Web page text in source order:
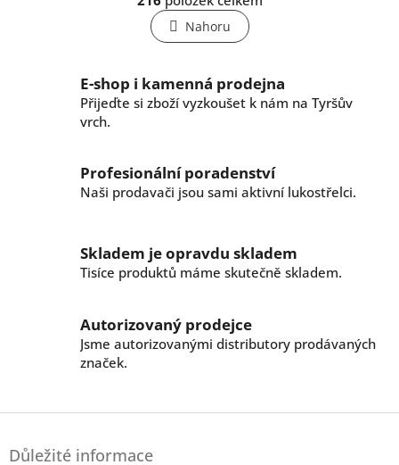
v
l
á
a
c
í
k
y
p
i
s
á
n
k
á
n
Nahoru
E-shop i kamenná prodejna
Přijeďte si zboží vyzkoušet k nám na Tyršův
vrch.
Profesionální poradenství
Naši prodavači jsou sami aktivní lukostřelci.
Skladem je opravdu skladem
Tisíce produktů máme skutečně skladem.
Autorizovaný prodejce
Jsme autorizovanými distributory prodávaných
značek.
Z
Důležité informace